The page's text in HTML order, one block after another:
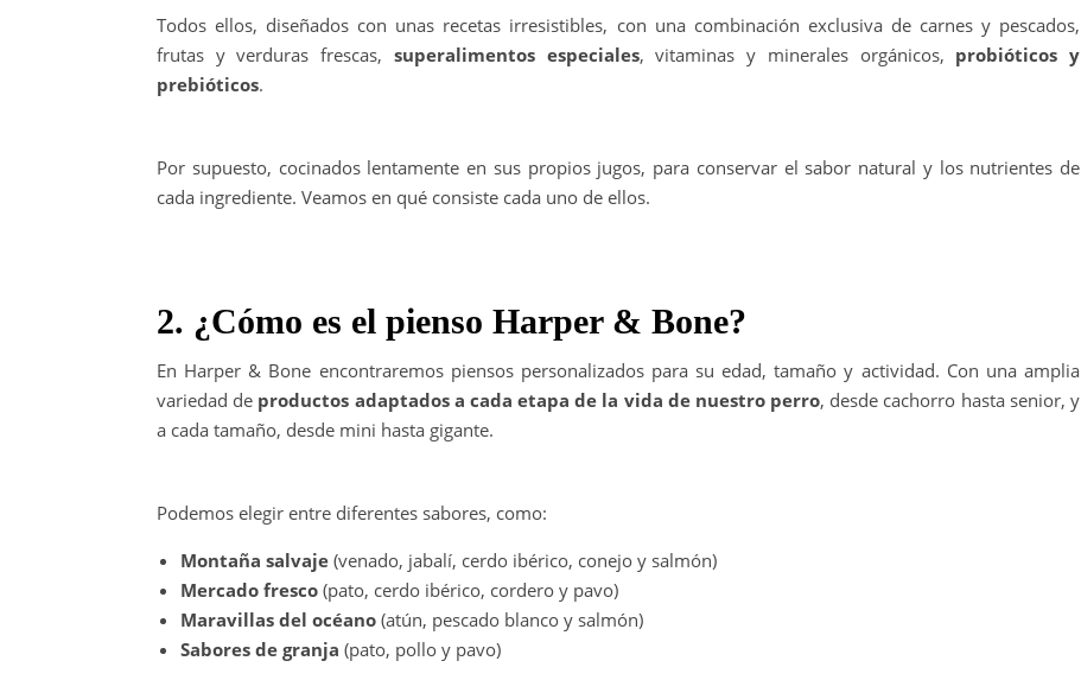
Todos ellos, diseñados con unas recetas irresistibles, con una combinación exclusiva de carnes y pescados,
frutas y verduras frescas, superalimentos especiales, vitaminas y minerales orgánicos, probióticos y
prebióticos.
Por supuesto, cocinados lentamente en sus propios jugos, para conservar el sabor natural y los nutrientes de
cada ingrediente. Veamos en qué consiste cada uno de ellos.
2. ¿Cómo es el pienso Harper & Bone?
En Harper & Bone encontraremos piensos personalizados para su edad, tamaño y actividad. Con una amplia
variedad de productos adaptados a cada etapa de la vida de nuestro perro, desde cachorro hasta senior, y
a cada tamaño, desde mini hasta gigante.
Podemos elegir entre diferentes sabores, como:
Montaña salvaje (venado, jabalí, cerdo ibérico, conejo y salmón)
Mercado fresco (pato, cerdo ibérico, cordero y pavo)
Maravillas del océano (atún, pescado blanco y salmón)
Sabores de granja (pato, pollo y pavo)